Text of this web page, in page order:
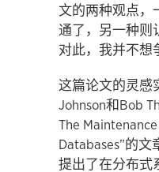
文的两种观点，
通了，另一种则
对此，我并不想
这篇论文的灵感
Johnson和Bob
The
Databases”的
提出了在分布式